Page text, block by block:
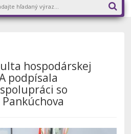
hospodárskej
podpísala
so